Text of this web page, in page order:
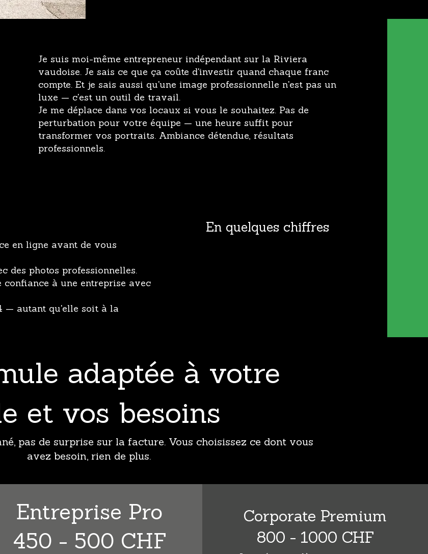
Je suis moi-même entrepreneur indépendant sur la Riviera
vaudoise. Je sais ce que ça coûte d'investir quand chaque franc
compte. Et je sais aussi qu'une image professionnelle n'est pas un
luxe — c'est un outil de travail.
Je me déplace dans vos locaux si vous le souhaitez. Pas de
perturbation pour votre équipe — une heure suffit pour
transformer vos portraits. Ambiance détendue, résultats
professionnels.
en ligne avant de vous
des photos professionnelles.
confiance à une entreprise avec
— autant qu'elle soit à la
En quelques chiffres
adaptée à votre
et vos besoins
pas de surprise sur la facture. Vous choisissez ce dont vous
avez besoin, rien de plus.
Entreprise Pro
450 - 500 CHF
Corporate Premium
800 - 1000 CHF